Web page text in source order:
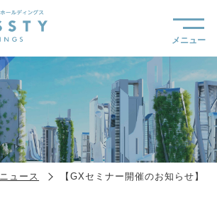
ニュース 【GXセミナー開催のお知らせ】